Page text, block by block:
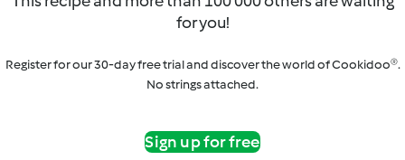
for you!
Register for our 30-day free trial and discover the world of Cookidoo®.
No strings attached.
Sign up for free